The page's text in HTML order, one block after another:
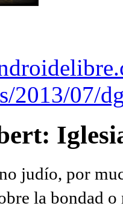
2013/07/
judío, por
la bondad